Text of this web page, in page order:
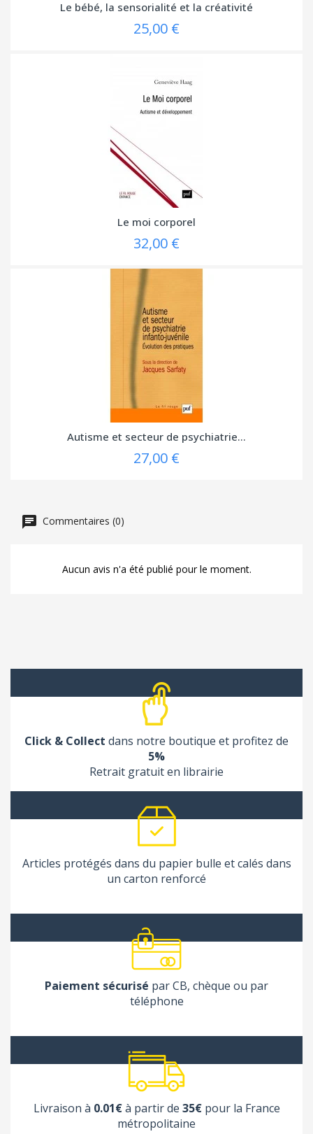
Le bébé, la sensorialité et la créativité
25,00 €
Le moi corporel
32,00 €
Autisme et secteur de psychiatrie...
27,00 €
Commentaires (0)
Aucun avis n'a été publié pour le moment.
Click & Collect dans notre boutique et profitez de
5%
Retrait gratuit en librairie
Articles protégés dans du papier bulle et calés dans
un carton renforcé
Paiement sécurisé par CB, chèque ou par
téléphone
Livraison à 0.01€à partir de 35€pour la France
métropolitaine